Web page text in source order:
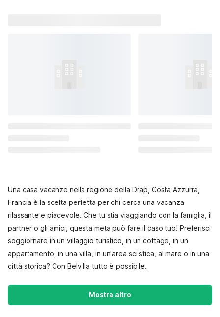
Una casa vacanze nella regione della Drap, Costa Azzurra,
Francia è la scelta perfetta per chi cerca una vacanza
rilassante e piacevole. Che tu stia viaggiando con la famiglia, il
partner o gli amici, questa meta può fare il caso tuo! Preferisci
soggiornare in un villaggio turistico, in un cottage, in un
appartamento, in una villa, in un'area sciistica, al mare o in una
città storica? Con Belvilla tutto è possibile.
Mostra altro